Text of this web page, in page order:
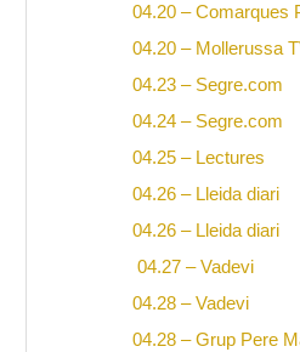
04.20 – Comarques
04.20 – Mollerussa
04.23 – Segre.com
04.24 – Segre.com
04.25 – Lectures
04.26 – Lleida diari
04.26 – Lleida diari
04.27 – Vadevi
04.28 – Vadevi
04.28 – Grup Pere